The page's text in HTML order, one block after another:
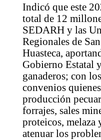
Indicó que este
total de 12
SEDARH y las
Regionales de
Huasteca,
Gobierno Estatal
ganaderos; con
convenios
producción
forrajes, sales
proteicos, melaza
atenuar los